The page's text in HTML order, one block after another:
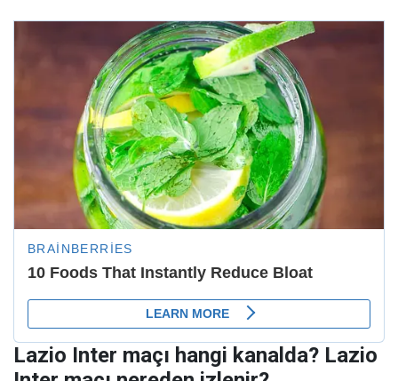
Lazio Inter maçı hangi kanalda? Lazio